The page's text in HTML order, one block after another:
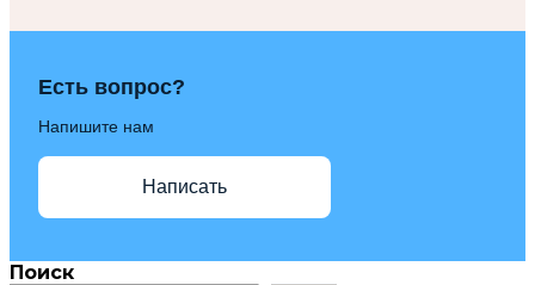
Есть вопрос?
Напишите нам
Написать
Поиск